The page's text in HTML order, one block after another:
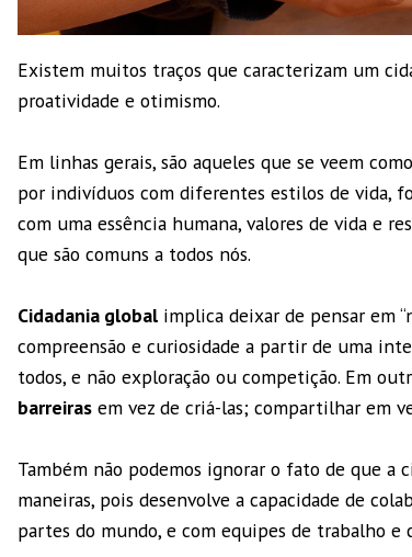
Existem muitos traços que caracterizam um
proatividade e otimismo.
Em linhas gerais, são aqueles que se veem
por indivíduos com diferentes estilos de vida,
com uma essência humana, valores de vida e
que são comuns a todos nós.
Cidadania global implica deixar de pensar em
compreensão e curiosidade a partir de uma
todos, e não exploração ou competição. Em
barreiras em vez de criá-las; compartilhar em
Também não podemos ignorar o fato de que a
maneiras, pois desenvolve a capacidade de
partes do mundo, e com equipes de trabalho